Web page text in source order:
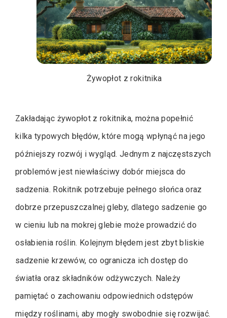
Żywopłot z rokitnika
Zakładając żywopłot z rokitnika, można popełnić
kilka typowych błędów, które mogą wpłynąć na jego
późniejszy rozwój i wygląd. Jednym z najczęstszych
problemów jest niewłaściwy dobór miejsca do
sadzenia. Rokitnik potrzebuje pełnego słońca oraz
dobrze przepuszczalnej gleby, dlatego sadzenie go
w cieniu lub na mokrej glebie może prowadzić do
osłabienia roślin. Kolejnym błędem jest zbyt bliskie
sadzenie krzewów, co ogranicza ich dostęp do
światła oraz składników odżywczych. Należy
pamiętać o zachowaniu odpowiednich odstępów
między roślinami, aby mogły swobodnie się rozwijać.